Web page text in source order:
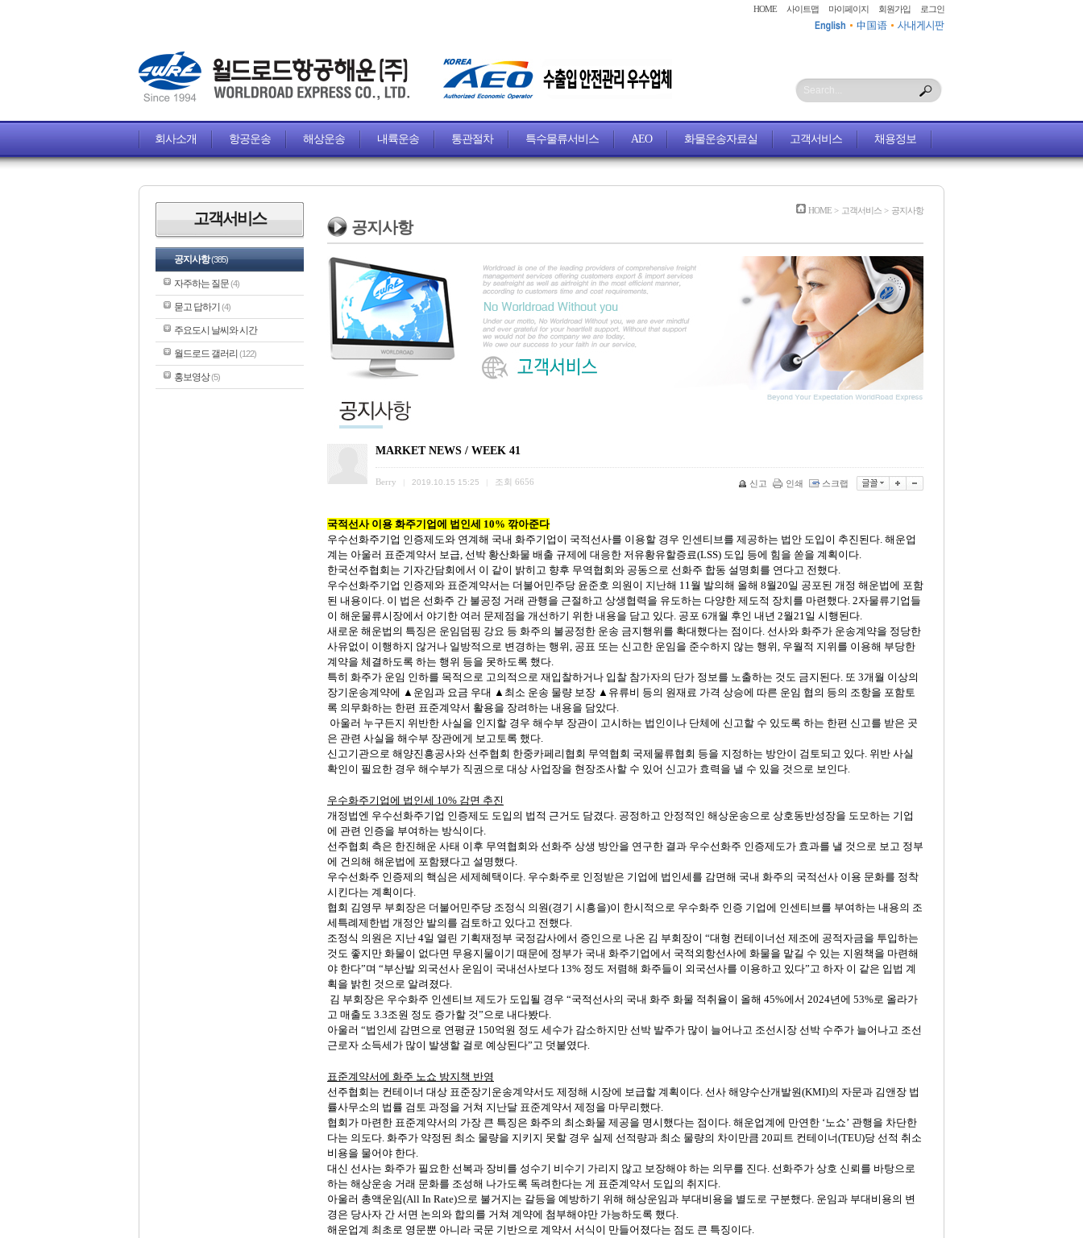
HOME 사이트맵 마이페이지 회원가입 로그인
Search...
회사소개 항공운송 해상운송 내륙운송 통관절차 특수물류서비스 AEO 화물운송자료실 고객서비스 채용정보
고객서비스
공지사항(385)
자주하는 질문(4)
묻고 답하기 (4)
주요도시 날씨와 시간
월드로드 갤러리 (122)
홍보영상(5)
HOME > 고객서비스 > 공지사항
공지사항
MARKET NEWS / WEEK 41
Berry 2019.10.15 15:25 조회 6656 신고 인쇄 스크랩
국적선사 이용 화주기업에 법인세 10% 깎아준다
우수선화주기업 인증제도와 연계해 국내 화주기업이 국적선사를 이용할 경우 인센티브를 제공하는 법안 도입이 추진된다. 해운업
계는 아울러 표준계약서 보급, 선박 황산화물 배출 규제에 대응한 저유황유할증료(LSS) 도입 등에 힘을 쏟을 계획이다.
한국선주협회는 기자간담회에서 이 같이 밝히고 향후 무역협회와 공동으로 선화주 합동 설명회를 연다고 전했다.
우수선화주기업 인증제와 표준계약서는 더불어민주당 윤준호 의원이 지난해 11월 발의해 올해 8월20일 공포된 개정 해운법에 포함
된 내용이다. 이 법은 선화주 간 불공정 거래 관행을 근절하고 상생협력을 유도하는 다양한 제도적 장치를 마련했다. 2자물류기업들
이 해운물류시장에서 야기한 여러 문제점을 개선하기 위한 내용을 담고 있다. 공포 6개월 후인 내년 2월21일 시행된다.
새로운 해운법의 특징은 운임덤핑 강요 등 화주의 불공정한 운송 금지행위를 확대했다는 점이다. 선사와 화주가 운송계약을 정당한
사유없이 이행하지 않거나 일방적으로 변경하는 행위, 공표 또는 신고한 운임을 준수하지 않는 행위, 우월적 지위를 이용해 부당한
계약을 체결하도록 하는 행위 등을 못하도록 했다.
특히 화주가 운임 인하를 목적으로 고의적으로 재입찰하거나 입찰 참가자의 단가 정보를 노출하는 것도 금지된다. 또 3개월 이상의
장기운송계약에 ▲운임과 요금 우대 ▲최소 운송 물량 보장 ▲유류비 등의 원재료 가격 상승에 따른 운임 협의 등의 조항을 포함토
록 의무화하는 한편 표준계약서 활용을 장려하는 내용을 담았다.
아울러 누구든지 위반한 사실을 인지할 경우 해수부 장관이 고시하는 법인이나 단체에 신고할 수 있도록 하는 한편 신고를 받은 곳
은 관련 사실을 해수부 장관에게 보고토록 했다.
신고기관으로 해양진흥공사와 선주협회 한중카페리협회 무역협회 국제물류협회 등을 지정하는 방안이 검토되고 있다. 위반 사실
확인이 필요한 경우 해수부가 직권으로 대상 사업장을 현장조사할 수 있어 신고가 효력을 낼 수 있을 것으로 보인다.
우수화주기업에 법인세 10% 감면 추진
개정법엔 우수선화주기업 인증제도 도입의 법적 근거도 담겼다. 공정하고 안정적인 해상운송으로 상호동반성장을 도모하는 기업
에 관련 인증을 부여하는 방식이다.
선주협회 측은 한진해운 사태 이후 무역협회와 선화주 상생 방안을 연구한 결과 우수선화주 인증제도가 효과를 낼 것으로 보고 정부
에 건의해 해운법에 포함됐다고 설명했다.
우수선화주 인증제의 핵심은 세제혜택이다. 우수화주로 인정받은 기업에 법인세를 감면해 국내 화주의 국적선사 이용 문화를 정착
시킨다는 계획이다.
협회 김영무 부회장은 더불어민주당 조정식 의원(경기 시흥을)이 한시적으로 우수화주 인증 기업에 인센티브를 부여하는 내용의 조
세특례제한법 개정안 발의를 검토하고 있다고 전했다.
조정식 의원은 지난 4일 열린 기획재정부 국정감사에서 증인으로 나온 김 부회장이 “대형 컨테이너선 제조에 공적자금을 투입하는
것도 좋지만 화물이 없다면 무용지물이기 때문에 정부가 국내 화주기업에서 국적외항선사에 화물을 맡길 수 있는 지원책을 마련해
야 한다”며 “부산발 외국선사 운임이 국내선사보다 13% 정도 저렴해 화주들이 외국선사를 이용하고 있다”고 하자 이 같은 입법 계
획을 밝힌 것으로 알려졌다.
김 부회장은 우수화주 인센티브 제도가 도입될 경우 “국적선사의 국내 화주 화물 적취율이 올해 45%에서 2024년에 53%로 올라가
고 매출도 3.3조원 정도 증가할 것”으로 내다봤다.
아울러 “법인세 감면으로 연평균 150억원 정도 세수가 감소하지만 선박 발주가 많이 늘어나고 조선시장 선박 수주가 늘어나고 조선
근로자 소득세가 많이 발생할 걸로 예상된다”고 덧붙였다.
표준계약서에 화주 노쇼 방지책 반영
선주협회는 컨테이너 대상 표준장기운송계약서도 제정해 시장에 보급할 계획이다. 선사 해양수산개발원(KMI)의 자문과 김앤장 법
률사무소의 법률 검토 과정을 거쳐 지난달 표준계약서 제정을 마무리했다.
협회가 마련한 표준계약서의 가장 큰 특징은 화주의 최소화물 제공을 명시했다는 점이다. 해운업계에 만연한 ‘노쇼’ 관행을 차단한
다는 의도다. 화주가 약정된 최소 물량을 지키지 못할 경우 실제 선적량과 최소 물량의 차이만큼 20피트 컨테이너(TEU)당 선적 취소
비용을 물어야 한다.
대신 선사는 화주가 필요한 선복과 장비를 성수기 비수기 가리지 않고 보장해야 하는 의무를 진다. 선화주가 상호 신뢰를 바탕으로
하는 해상운송 거래 문화를 조성해 나가도록 독려한다는 게 표준계약서 도입의 취지다.
아울러 총액운임(All In Rate)으로 불거지는 갈등을 예방하기 위해 해상운임과 부대비용을 별도로 구분했다. 운임과 부대비용의 변
경은 당사자 간 서면 논의와 합의를 거쳐 계약에 첨부해야만 가능하도록 했다.
해운업계 최초로 영문뿐 아니라 국문 기반으로 계약서 서식이 만들어졌다는 점도 큰 특징이다.